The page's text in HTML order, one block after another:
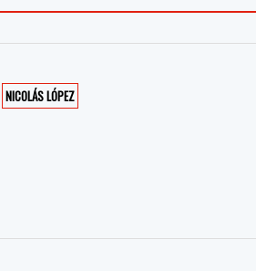
NICOLÁS LÓPEZ